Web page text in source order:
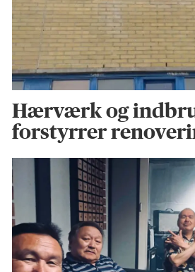
Hærværk og
forstyrrer